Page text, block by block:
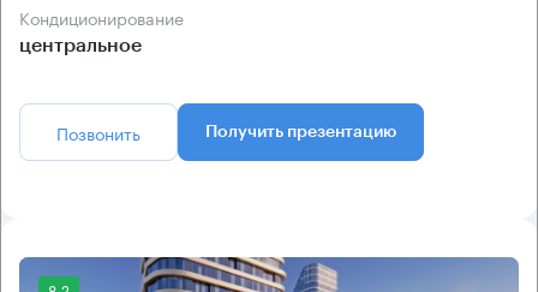
Кондиционирование
центральное
Позвонить Получить презентацию